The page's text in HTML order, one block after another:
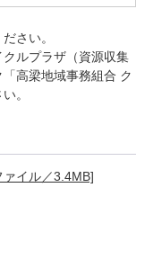
さい。
ルプラザ（資源収集
高梁地域事務組合 ク
。
ァイル／3.4MB]